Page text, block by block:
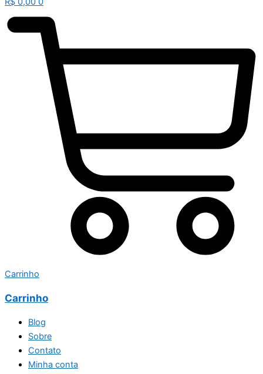
Carrinho
Carrinho
Blog
Sobre
Contato
Minha conta